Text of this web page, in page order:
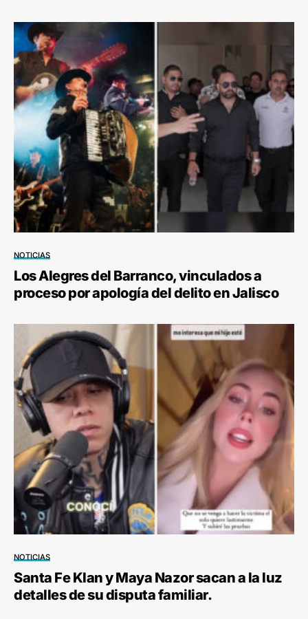
NOTICIAS
Los Alegres del Barranco, vinculados a
proceso por apología del delito en Jalisco
NOTICIAS
Santa Fe Klan y Maya Nazor sacan a la luz
detalles de su disputa familiar.